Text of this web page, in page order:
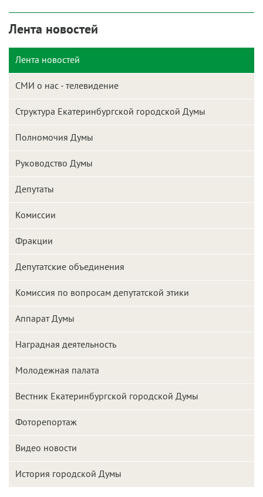
Лента новостей
Лента новостей
СМИ о нас - телевидение
Структура Екатеринбургской городской Думы
Полномочия Думы
Руководство Думы
Депутаты
Комиссии
Фракции
Депутатские объединения
Комиссия по вопросам депутатской этики
Аппарат Думы
Наградная деятельность
Молодежная палата
Вестник Екатеринбургской городской Думы
Фоторепортаж
Видео новости
История городской Думы